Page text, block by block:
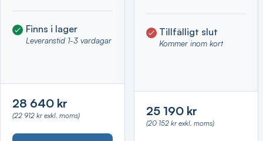
Finns i lager
Leveranstid 1-3 vardagar
28 640 kr
(22 912 kr exkl. moms)
Tillfälligt slut
Kommer inom kort
25 190 kr
(20 152 kr exkl. moms)